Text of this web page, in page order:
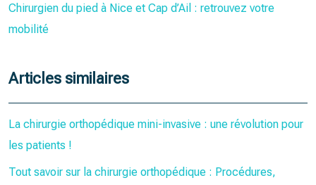
Chirurgien du pied à Nice et Cap d’Ail : retrouvez votre
mobilité
Articles similaires
La chirurgie orthopédique mini-invasive : une révolution pour
les patients !
Tout savoir sur la chirurgie orthopédique : Procédures,